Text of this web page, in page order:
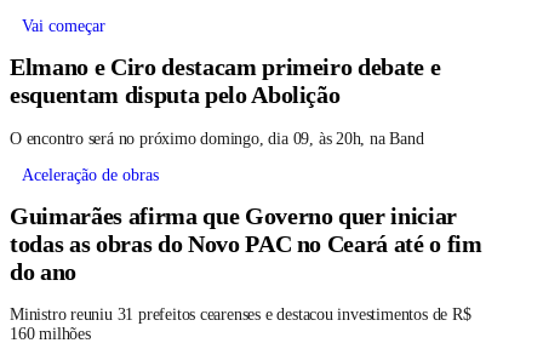
Vai começar
Elmano e Ciro destacam primeiro debate e
esquentam disputa pelo Abolição
O encontro será no próximo domingo, dia 09, às 20h, na Band
Aceleração de obras
Guimarães afirma que Governo quer iniciar
todas as obras do Novo PAC no Ceará até o fim
do ano
Ministro reuniu 31 prefeitos cearenses e destacou investimentos de R$
160 milhões